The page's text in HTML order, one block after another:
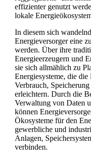
effizienter genutzt
lokale
In diesem sich
Energieversorger eine
werden. Über ihre
Energieerzeugern und
sie sich allmählich zu
Energiesysteme, die
Verbrauch,
erleichtern. Durch die
Verwaltung von Daten
können
Ökosysteme für den
gewerbliche und
Anlagen,
verbinden.